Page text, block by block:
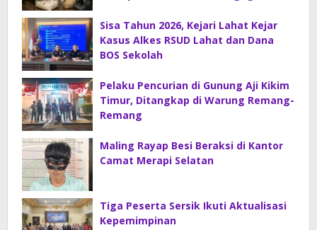
Sisa Tahun 2026, Kejari Lahat Kejar
Kasus Alkes RSUD Lahat dan Dana
BOS Sekolah
Pelaku Pencurian di Gunung Aji Kikim
Timur, Ditangkap di Warung Remang-
Remang
Maling Rayap Besi Beraksi di Kantor
Camat Merapi Selatan
Tiga Peserta Sersik Ikuti Aktualisasi
Kepemimpinan